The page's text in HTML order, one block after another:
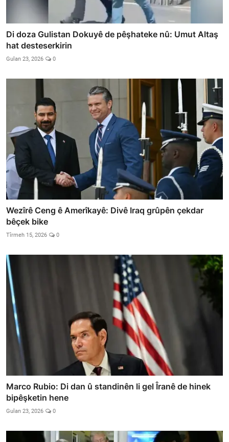
Di doza Gulistan Dokuyê de pêşhateke nû: Umut Altaş
hat desteserkirin
Gulan 23, 2026 0
Wezîrê Ceng ê Amerîkayê: Divê Iraq grûpên çekdar
bêçek bike
Tîrmeh 15, 2026 0
Marco Rubio: Di dan û standinên li gel Îranê de hinek
bipêşketin hene
Gulan 23, 2026 0